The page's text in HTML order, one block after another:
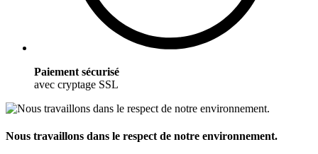
Paiement sécurisé
avec cryptage SSL
Nous travaillons dans le respect de notre environnement.